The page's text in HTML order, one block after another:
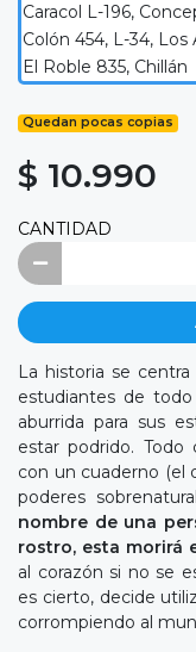
Caracol L-196,
Colón 454, L-34, Los
El Roble 835, Chillán
Quedan pocas copias
$ 10.990
CANTIDAD
La historia se
estudiantes de
aburrida para sus
estar podrido. Todo
con un cuaderno (el
poderes
nombre de una
rostro, esta morirá
al corazón si no se
es cierto, decide
corrompiendo al